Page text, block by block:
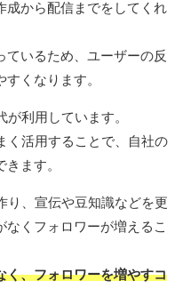
成から配信までをしてくれ
ているため、ユーザーの反
くなります。
利用しています。
く活用することで、自社の
ます。
り、宣伝や豆知識などを更
くフォロワーが増えるこ
く、フォロワーを増やすコ